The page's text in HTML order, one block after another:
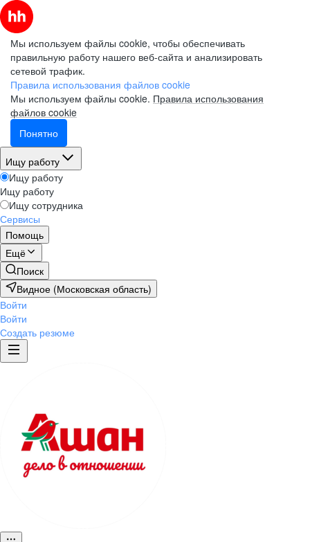
Мы используем файлы cookie, чтобы обеспечивать
правильную работу нашего веб-сайта и анализировать
сетевой трафик.
Правила использования файлов cookie
Мы используем файлы cookie. Правила использования
файлов cookie
Понятно
Ищу работу
Ищу работу
Ищу работу
Ищу сотрудника
Сервисы
Помощь
Ещё
Поиск
Видное (Московская область)
Войти
Войти
Создать резюме